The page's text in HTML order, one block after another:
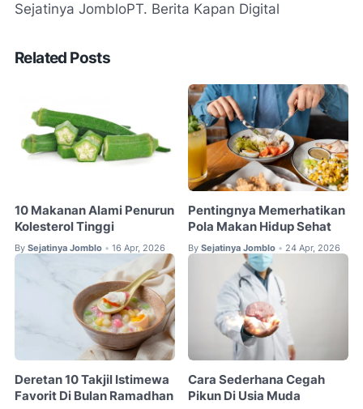
Sejatinya JombloPT. Berita Kapan Digital
Related Posts
10 Makanan Alami Penurun
Kolesterol Tinggi
By Sejatinya Jomblo • 16 Apr, 2026
Pentingnya Memerhatikan
Pola Makan Hidup Sehat
By Sejatinya Jomblo • 24 Apr, 2026
Deretan 10 Takjil Istimewa
Favorit Di Bulan Ramadhan
Cara Sederhana Cegah
Pikun Di Usia Muda